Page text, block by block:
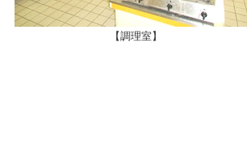
【調理室】